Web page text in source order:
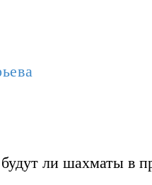
будут ли шахматы в